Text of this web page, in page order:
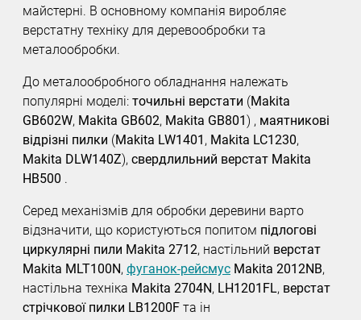
майстерні. В основному компанія виробляє
верстатну техніку для деревообробки та
металообробки.
До металообробного обладнання належать
популярні моделі: точильні верстати (Makita
GB602W, Makita GB602, Makita GB801) , маятникові
відрізні пилки (Makita LW1401 , Makita LC1230,
Makita DLW140Z), свердлильний верстат Makita
HB500 .
Серед механізмів для обробки деревини варто
відзначити, що користуються попитом підлогові
циркулярні пили Makita 2712, настільний верстат
Makita MLT100N, фуганок-рейсмус Makita 2012NB,
настільна техніка Makita 2704N, LH1201FL, верстат
стрічкової пилки LB1200F та ін